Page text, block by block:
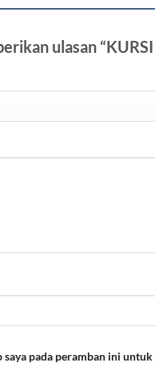
ulasan
saya pada peramban ini